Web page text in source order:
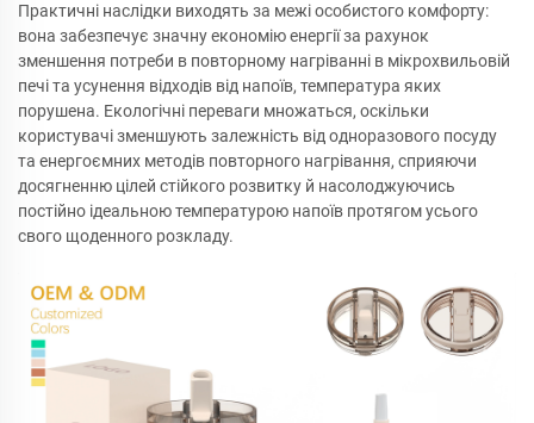
Практичні наслідки виходять за межі особистого комфорту:
вона забезпечує значну економію енергії за рахунок
зменшення потреби в повторному нагріванні в мікрохвильовій
печі та усунення відходів від напоїв, температура яких
порушена. Екологічні переваги множаться, оскільки
користувачі зменшують залежність від одноразового посуду
та енергоємних методів повторного нагрівання, сприяючи
досягненню цілей стійкого розвитку й насолоджуючись
постійно ідеальною температурою напоїв протягом усього
свого щоденного розкладу.